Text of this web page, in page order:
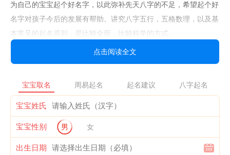
为自己的宝宝起个好名字，以此弥补先天八字的不足，希望起个好
名字对孩子今后的发展有帮助。讲究八字五行，五格数理，以及基
本常见的起名原则，是比较全面，比较科学的方式。
金朋易经成立6年，是周易协会官方认证的起名网站，同时深
朋易经起名是拥有“中华人民共和国ICP经营许可证”的起名网站!也
是是最准确的权威周易起名机构，首创了网上服务业务，开辟了结
合生辰八字、三才五格起名的新天地。国内外百万多客户通过本站
自助或有偿起过名字，拥有千万多忠实的粉丝，是周易学者推荐、
交流的首选网站。
点击阅读全文
宝宝取名 周易起名 起名建议 八字起名
宝宝姓氏
宝宝性别 男 女
出生日期